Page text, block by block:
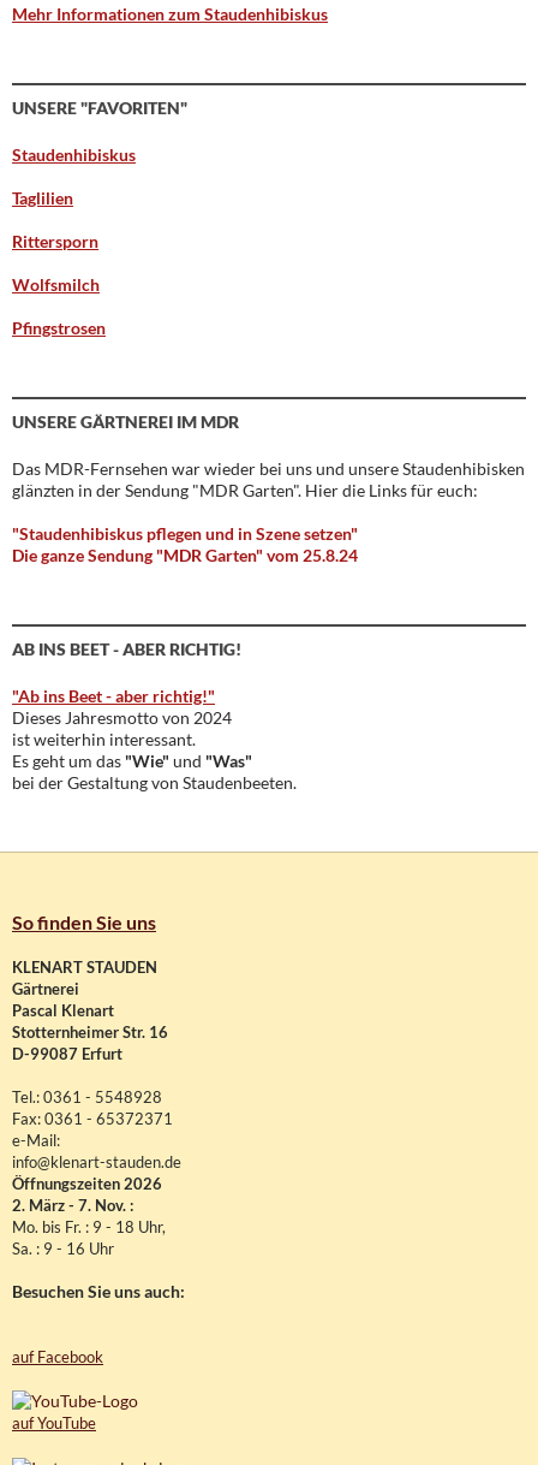
Mehr Informationen zum Staudenhibiskus
UNSERE "FAVORITEN"
Staudenhibiskus
Taglilien
Rittersporn
Wolfsmilch
Pfingstrosen
UNSERE GÄRTNEREI IM MDR
Das MDR-Fernsehen war wieder bei uns und unsere Staudenhibisken
glänzten in der Sendung "MDR Garten". Hier die Links für euch:
"Staudenhibiskus pflegen und in Szene setzen"
Die ganze Sendung "MDR Garten" vom 25.8.24
AB INS BEET - ABER RICHTIG!
"Ab ins Beet - aber richtig!"
Dieses Jahresmotto von 2024
ist weiterhin interessant.
Es geht um das "Wie" und "Was"
bei der Gestaltung von Staudenbeeten.
So finden Sie uns
KLENART STAUDEN
Gärtnerei
Pascal Klenart
Stotternheimer Str. 16
D-99087 Erfurt
Tel.: 0361 - 5548928
Fax: 0361 - 65372371
e-Mail:
info@klenart-stauden.de
Öffnungszeiten 2026
2. März - 7. Nov. :
Mo. bis Fr. : 9 - 18 Uhr,
Sa. : 9 - 16 Uhr
Besuchen Sie uns auch:
auf Facebook
auf YouTube